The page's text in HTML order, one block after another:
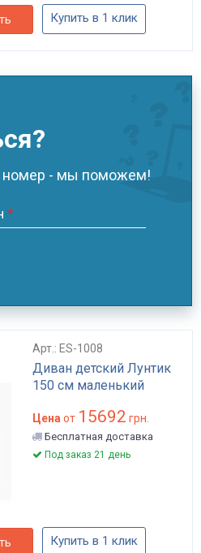
Купить в 1 клик
номер - мы поможем!
*
Арт.: ES-1008
Диван детский Лунтик
150 см маленький
Цена от 15692 грн.
Бесплатная доставка
Под заказ 21 день
Купить в 1 клик